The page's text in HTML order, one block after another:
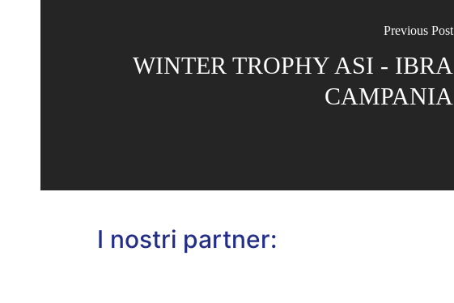
Previous Post
WINTER TROPHY ASI - IBRA
CAMPANIA
I nostri partner: